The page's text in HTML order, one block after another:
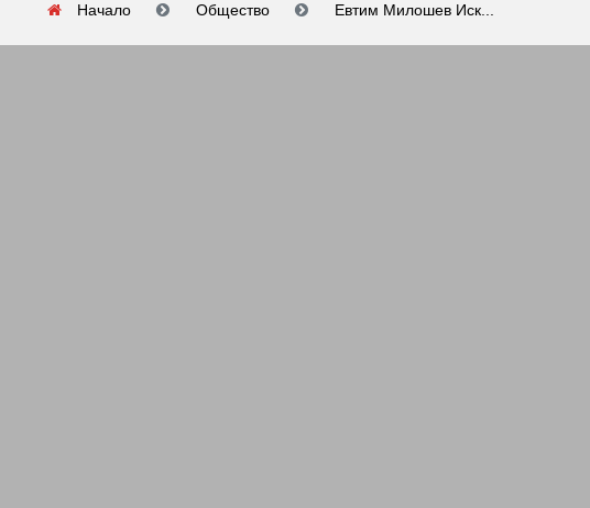
Начало Общество Евтим Милошев Иск...